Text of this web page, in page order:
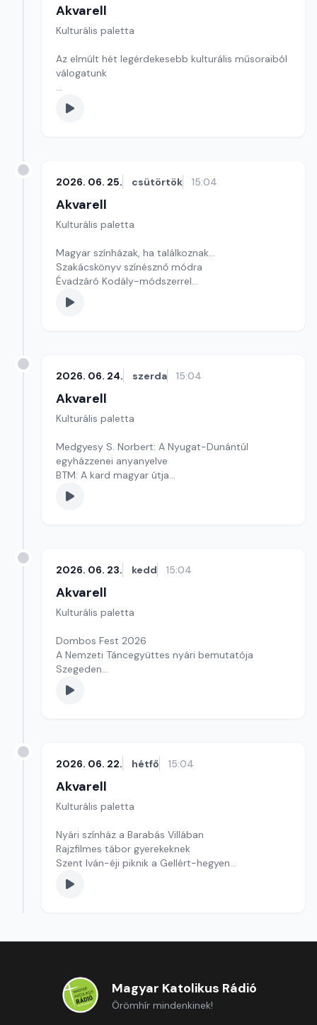
Akvarell
Kulturális paletta
Az elmúlt hét legérdekesebb kulturális műsoraiból
válogatunk
Szerkesztő: Gyarmathy Dóra
2026. 06. 25. csütörtök 15:04
Akvarell
Kulturális paletta
Magyar színházak, ha találkoznak…
Szakácskönyv színésznő módra
Évadzáró Kodály-módszerrel
Szerkesztő: Nagy György András
2026. 06. 24. szerda 15:04
Akvarell
Kulturális paletta
Medgyesy S. Norbert: A Nyugat-Dunántúl
egyházzenei anyanyelve
BTM: A kard magyar útja
Homoludens.hu
Szerkesztő: Fazekas Gyöngyvér
2026. 06. 23. kedd 15:04
Akvarell
Kulturális paletta
Dombos Fest 2026
A Nemzeti Táncegyüttes nyári bemutatója
Szegeden
Kultúrmorzsák
2026. 06. 22. hétfő 15:04
Akvarell
Kulturális paletta
Nyári színház a Barabás Villában
Rajzfilmes tábor gyerekeknek
Szent Iván-éji piknik a Gellért-hegyen
szerkesztő: Szentimrei Kristóf
Magyar Katolikus Rádió
Örömhír mindenkinek!